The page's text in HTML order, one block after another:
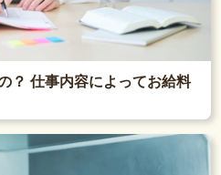
？ 仕事内容によってお給料